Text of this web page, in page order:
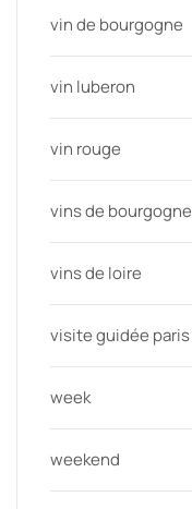
vin de bourgogne
vin luberon
vin rouge
vins de bourgogne
vins de loire
visite guidée paris
week
weekend